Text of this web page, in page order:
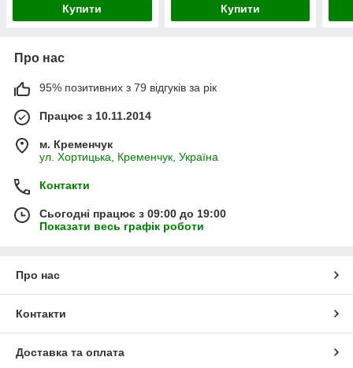
Купити Купити
Про нас
95% позитивних з 79 відгуків за рік
Працює з 10.11.2014
м. Кременчук
ул. Хортицька, Кременчук, Україна
Контакти
Сьогодні працює з 09:00 до 19:00
Показати весь графік роботи
Про нас
Контакти
Доставка та оплата